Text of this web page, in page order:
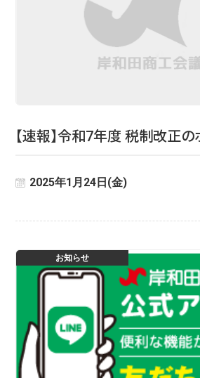
【速報】令和7年度 税制改正の
2025年1月24日(金)
お知らせ